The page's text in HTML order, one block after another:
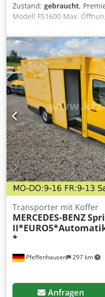
Zustand: gebraucht,
Modell FS1600 Max.
mm Max. Tragkraft: 7.000
1300 mm x 1250 mm
Kartons, Säcke, Fässer,
Stahlblech und Kunststoff,
Supersäcke und Gaylords
dank des hohen
Ladung, auch rutschige
beschädigte Materialien
Ersetzt Holzpaletten
andere hygienischere
von einer beschädigten
Druck und andere
Pfeffenhausen 297 km
Transporter mit Koffer
MERCEDES-BENZ
*
Anfragen